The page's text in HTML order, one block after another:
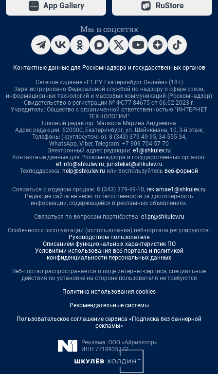
App Gallery RuStore
Мы в соцсетях
Контактные данные для Роскомнадзора и государственных органов
Сетевое издание «Е1.РУ Екатеринбург Онлайн» (18+)
Зарегистрировано Федеральной службой по надзору в сфере связи,
информационных технологий и массовых коммуникаций (Роскомнадзор)
Свидетельство о регистрации № ФС77-84675 от 06.02.2023 г.
Учредитель: Общество с ограниченной ответственностью "ИНТЕРНЕТ
ТЕХНОЛОГИИ"
Главный редактор: Малкова Марина Андреевна
Адрес редакции: 620000, Екатеринбург, ул. Шейнкмана, 10, 3-й этаж,
Телефоны (круглосуточно): 8 (343) 379-49-95, 34-555-34,
WhatsApp, Viber, Telegram: +7 909 704-57-70
Электронный адрес редакции: e1@shkulev.ru
Контактные данные для Роскомнадзора и государственных органов:
e1info@shkulev.ru, juristekat@shkulev.ru
Техподдержка: help@shkulev.ru или воспользуйтесь веб-формой
Связаться с отделом продаж: 8 (343) 379-49-10, reklamae1@shkulev.ru
Редакция сайта не несет ответственности за достоверность
информации, содержащейся в рекламных объявлениях.
Связаться по вопросам партнёрства: e1pr@shkulev.ru
Особенности эксплуатации (использования) веб-портала регулируются:
Руководством пользователя
Описанием функциональных характеристик ПО
Условиями использования веб-портала и политикой
конфиденциальности персональных данных
Веб-портал распространяется в виде интернет-сервиса, специальные
действия по установке на стороне пользователя не требуются
Политика использования cookies
Рекомендательные системы
Пользовательское соглашение сервиса «Подписка без баннерной
рекламы»